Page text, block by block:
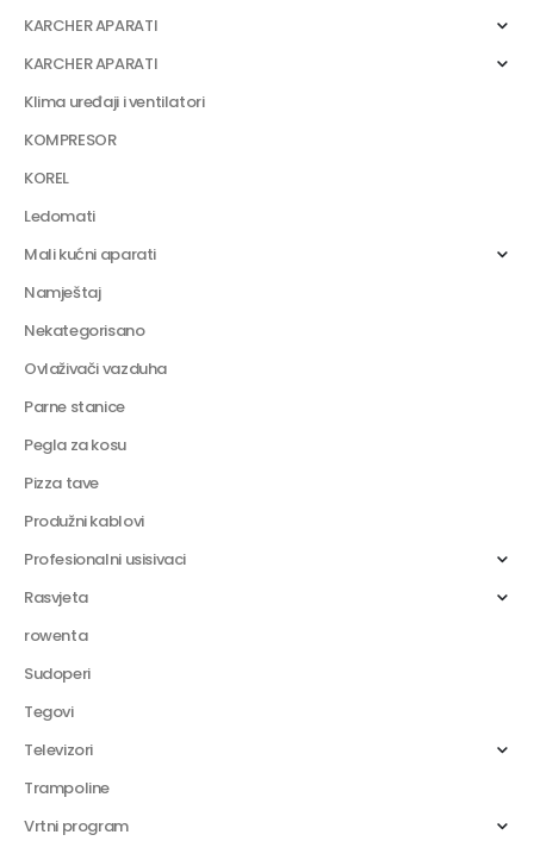
KARCHER APARATI
KARCHER APARATI
Klima uređaji i ventilatori
KOMPRESOR
KOREL
Ledomati
Mali kućni aparati
Namještaj
Nekategorisano
Ovlaživači vazduha
Parne stanice
Pegla za kosu
Pizza tave
Produžni kablovi
Profesionalni usisivaci
Rasvjeta
rowenta
Sudoperi
Tegovi
Televizori
Trampoline
Vrtni program